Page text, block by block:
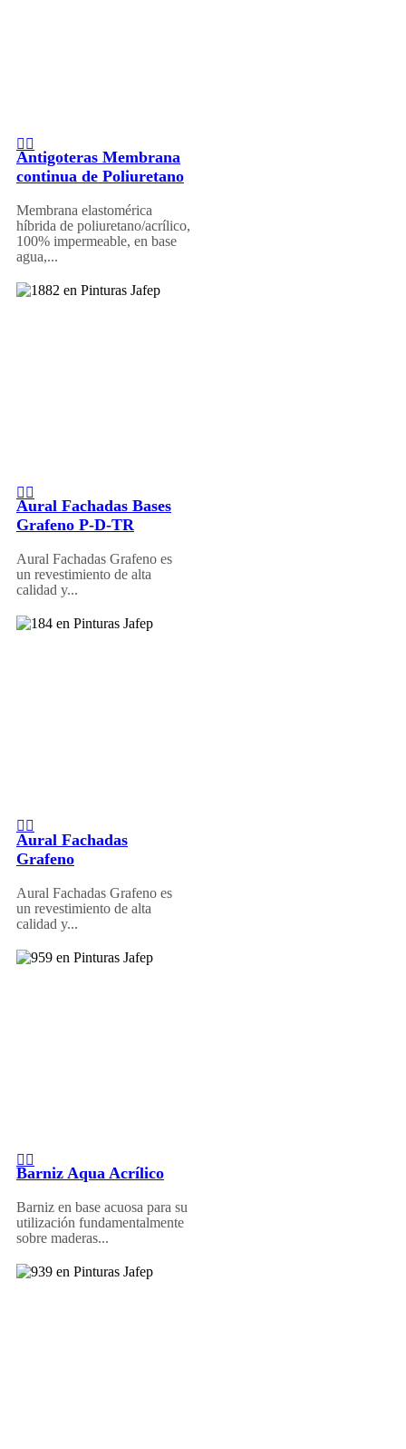
Antigoteras Membrana
continua de Poliuretano
Membrana elastomérica
híbrida de poliuretano/acrílico,
100% impermeable, en base
agua,...
Aural Fachadas Bases
Grafeno P-D-TR
Aural Fachadas Grafeno es
un revestimiento de alta
calidad y...
Aural Fachadas
Grafeno
Aural Fachadas Grafeno es
un revestimiento de alta
calidad y...
Barniz Aqua Acrílico
Barniz en base acuosa para su
utilización fundamentalmente
sobre maderas...